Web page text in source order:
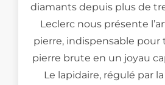
diamants depuis plus de
Leclerc nous présente
pierre, indispensable pour
pierre brute en un joyau
Le lapidaire, régulé par